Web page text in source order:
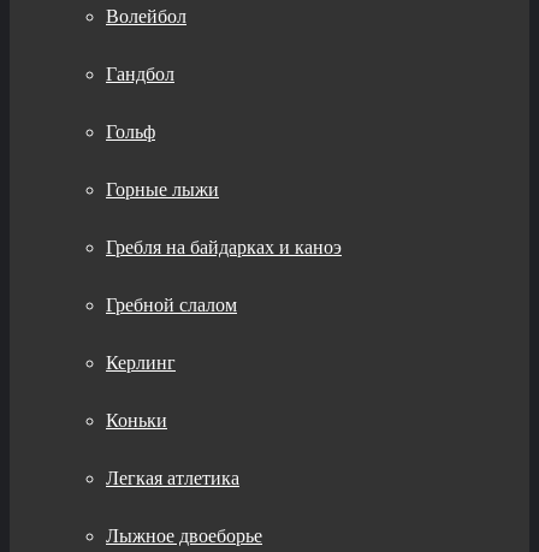
Волейбол
Гандбол
Гольф
Горные лыжи
Гребля на байдарках и каноэ
Гребной слалом
Керлинг
Коньки
Легкая атлетика
Лыжное двоеборье